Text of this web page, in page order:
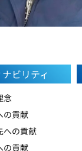
ビリティ
念
の貢献
への貢献
の貢献